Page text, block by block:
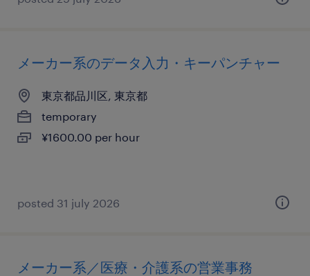
メーカー系のデータ入力・キーパンチャー
東京都品川区, 東京都
temporary
¥1600.00 per hour
posted 31 july 2026
メーカー系／医療・介護系の営業事務